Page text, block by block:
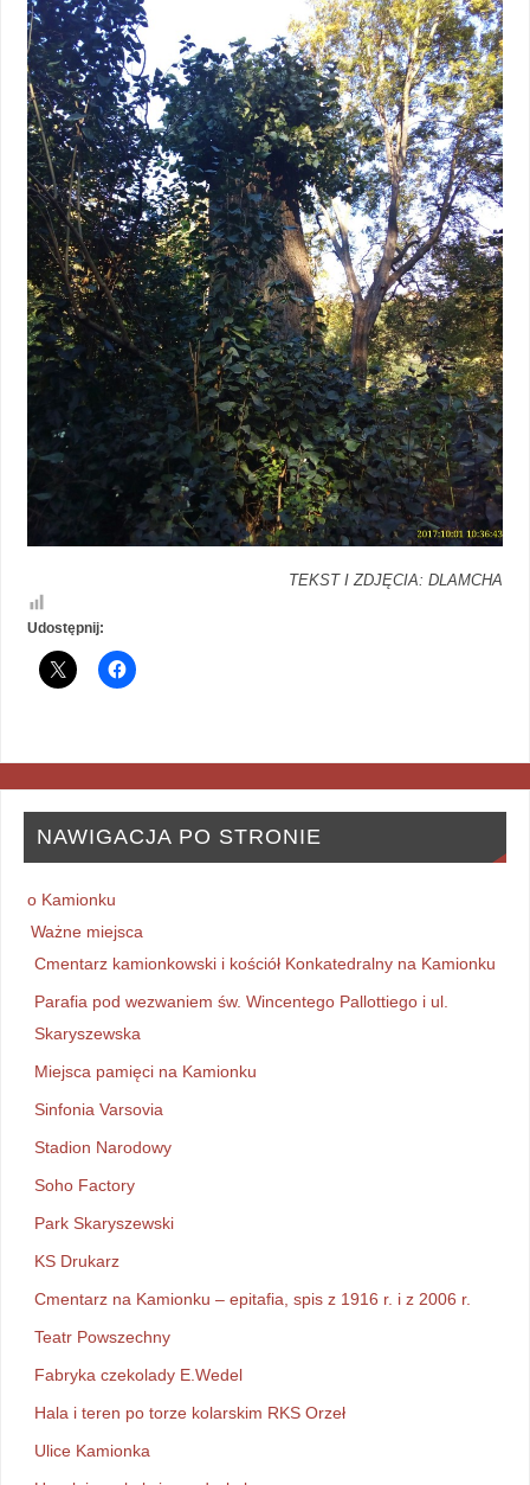
TEKST I ZDJĘCIA: DLAMCHA
Udostępnij:
NAWIGACJA PO STRONIE
o Kamionku
Ważne miejsca
Cmentarz kamionkowski i kościół Konkatedralny na Kamionku
Parafia pod wezwaniem św. Wincentego Pallottiego i ul.
Skaryszewska
Miejsca pamięci na Kamionku
Sinfonia Varsovia
Stadion Narodowy
Soho Factory
Park Skaryszewski
KS Drukarz
Cmentarz na Kamionku – epitafia, spis z 1916 r. i z 2006 r.
Teatr Powszechny
Fabryka czekolady E.Wedel
Hala i teren po torze kolarskim RKS Orzeł
Ulice Kamionka